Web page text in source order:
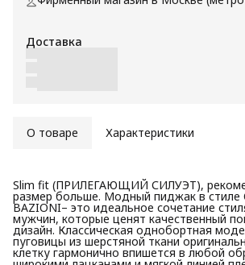
Доставка
О товаре Характеристики
Slim fit (ПРИЛЕГАЮЩИЙ СИЛУЭТ),
размер больше. Модный пиджак в стиле
BAZIONI– это идеальное сочетание
мужчин, которые ценят качественный
дизайн. Классическая однобортная
пуговицы из шерстяной ткани
клетку гармонично впишется в любой